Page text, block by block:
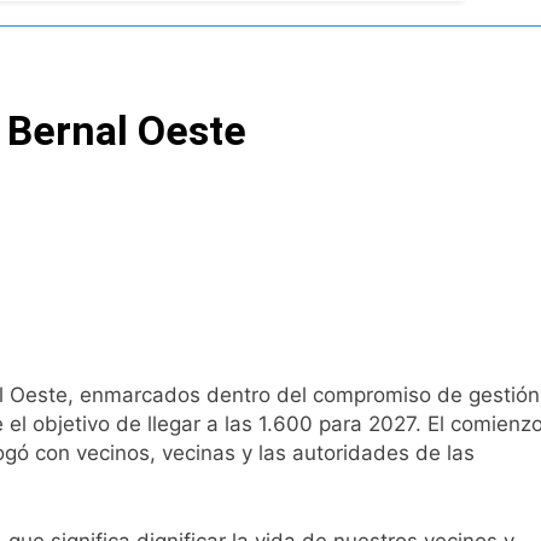
el proyecto a comisión
Oeste
enmarcados dentro del compromiso de gestión
objetivo de llegar a las 1.600 para 2027. El
con vecinos, vecinas y las autoridades de las